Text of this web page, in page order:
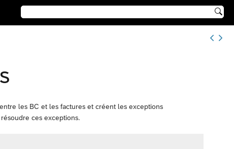

les BC et les factures et créent les exceptions
ces exceptions.